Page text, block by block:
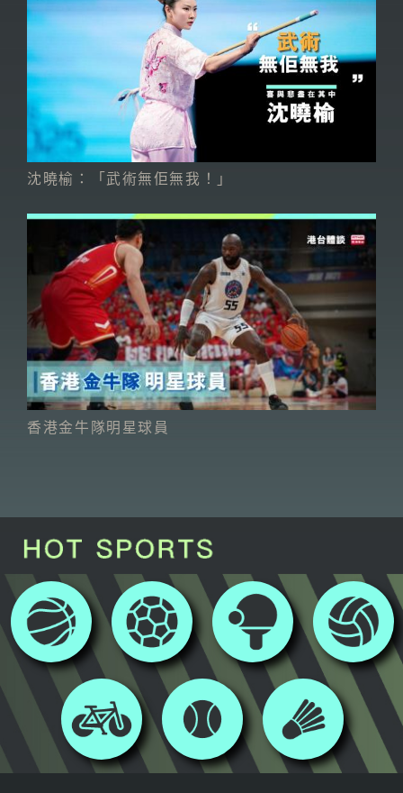
沈曉榆：「武術無佢無我！」
香港金牛隊明星球員